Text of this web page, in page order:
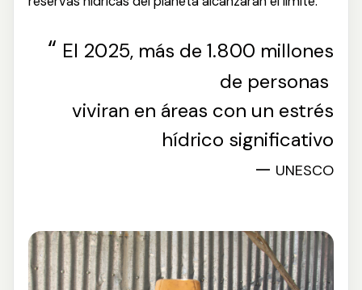
“ El 2025, más de 1.800 millones
de personas
viviran en áreas con un estrés
hídrico significativo
— UNESCO